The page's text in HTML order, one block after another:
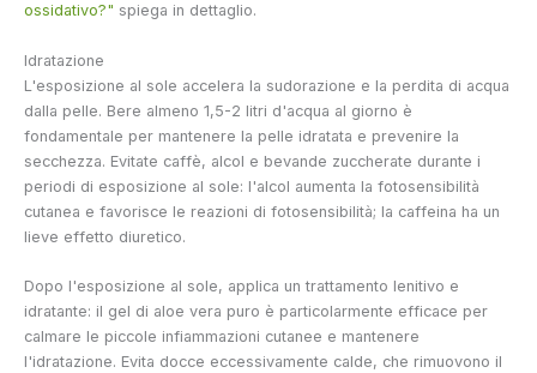
ossidativo?" spiega in dettaglio.
Idratazione
L'esposizione al sole accelera la sudorazione e la perdita di acqua
dalla pelle. Bere almeno 1,5-2 litri d'acqua al giorno è
fondamentale per mantenere la pelle idratata e prevenire la
secchezza. Evitate caffè, alcol e bevande zuccherate durante i
periodi di esposizione al sole: l'alcol aumenta la fotosensibilità
cutanea e favorisce le reazioni di fotosensibilità; la caffeina ha un
lieve effetto diuretico.
Dopo l'esposizione al sole, applica un trattamento lenitivo e
idratante: il gel di aloe vera puro è particolarmente efficace per
calmare le piccole infiammazioni cutanee e mantenere
l'idratazione. Evita docce eccessivamente calde, che rimuovono il